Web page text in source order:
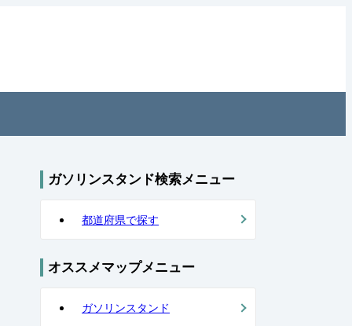
ガソリンスタンド検索メニュー
都道府県で探す
オススメマップメニュー
ガソリンスタンド